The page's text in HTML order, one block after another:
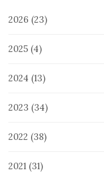
2026 (23)
2025 (4)
2024 (13)
2023 (34)
2022 (38)
2021 (31)